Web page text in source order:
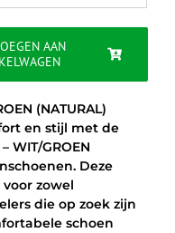
AAN
(NATURAL)
en stijl met de
WIT/GROEN
Deze
zowel
die op zoek zijn
schoen